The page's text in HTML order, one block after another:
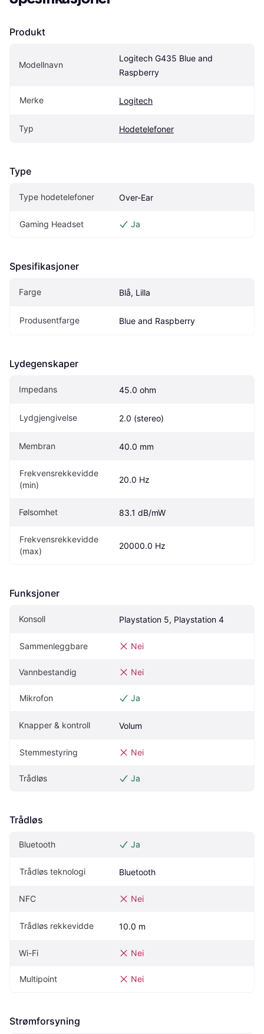
Produkt
Modellnavn
Logitech G435 Blue and
Raspberry
Merke Logitech
Typ Hodetelefoner
Type
Type hodetelefoner Over-Ear
Gaming Headset Ja
Spesifikasjoner
Farge Blå, Lilla
Produsentfarge Blue and Raspberry
Lydegenskaper
Impedans 45.0 ohm
Lydgjengivelse 2.0 (stereo)
Membran 40.0 mm
Frekvensrekkevidde
(min)
20.0 Hz
Følsomhet 83.1 dB/mW
Frekvensrekkevidde
(max)
20000.0 Hz
Funksjoner
Konsoll Playstation 5, Playstation 4
Sammenleggbare Nei
Vannbestandig Nei
Mikrofon Ja
Knapper & kontroll Volum
Stemmestyring Nei
Trådløs Ja
Trådløs
Bluetooth Ja
Trådløs teknologi Bluetooth
NFC Nei
Trådløs rekkevidde 10.0 m
Wi-Fi Nei
Multipoint Nei
Strømforsyning